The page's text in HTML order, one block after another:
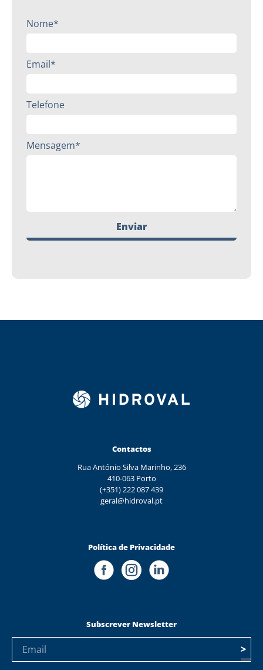
Nome*
Email*
Telefone
Mensagem*
Enviar
Contactos
Rua António Silva Marinho, 236
410-063 Porto
(+351) 222 087 439
geral@hidroval.pt
Política de Privacidade
Subscrever Newsletter
>